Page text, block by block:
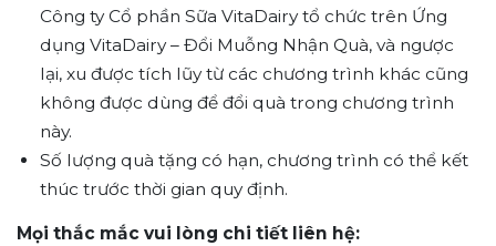
Công ty Cổ phần Sữa VitaDairy tổ chức trên Ứng
dụng VitaDairy – Đổi Muỗng Nhận Quà, và ngược
lại, xu được tích lũy từ các chương trình khác cũng
không được dùng để đổi quà trong chương trình
này.
Số lượng quà tặng có hạn, chương trình có thể kết
thúc trước thời gian quy định.
Mọi thắc mắc vui lòng chi tiết liên hệ: